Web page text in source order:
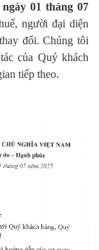
01 tháng 07
người đại diện
đổi. Chúng tôi
của Quý khách
tiếp theo.